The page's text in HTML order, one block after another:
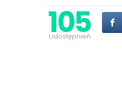
105
Udostępnień